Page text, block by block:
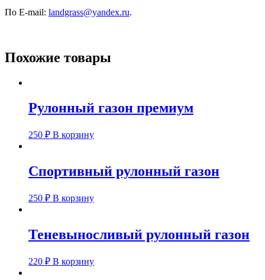
По E-mail: landgrass@yandex.ru.
Похожие товары
Рулонный газон премиум
250 ₽ В корзину
Спортивный рулонный газон
250 ₽ В корзину
Теневыносливый рулонный газон
220 ₽ В корзину